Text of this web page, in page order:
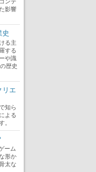
影響
る主
する
や識
歴史
リエ
知ら
よる
ーム
形か
太な